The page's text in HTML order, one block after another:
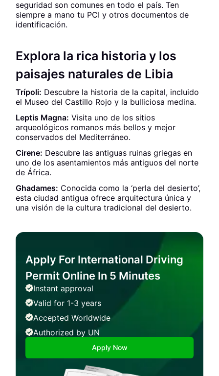
seguridad son comunes en todo el país. Ten
siempre a mano tu PCI y otros documentos de
identificación.
Explora la rica historia y los
paisajes naturales de Libia
Trípoli: Descubre la historia de la capital, incluido
el Museo del Castillo Rojo y la bulliciosa medina.
Leptis Magna: Visita uno de los sitios
arqueológicos romanos más bellos y mejor
conservados del Mediterráneo.
Cirene: Descubre las antiguas ruinas griegas en
uno de los asentamientos más antiguos del norte
de África.
Ghadames: Conocida como la ‘perla del desierto’,
esta ciudad antigua ofrece arquitectura única y
una visión de la cultura tradicional del desierto.
Apply For International Driving
Permit Online In 5 Minutes
Instant approval
Valid for 1-3 years
Accepted Worldwide
Authorized by UN
Apply Now